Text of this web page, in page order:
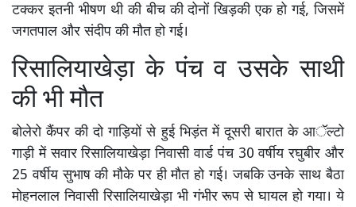
टक्कर इतनी भीषण थी की बीच की दोनों खिड़की एक हो गई, जिसमें
जगतपाल और संदीप की मौत हो गई।
रिसालियाखेड़ा के पंच व उसके साथी
की भी मौत
बोलेरो कैंपर की दो गाड़ियों से हुई भिड़ंत में दूसरी बारात के आॅल्टो
गाड़ी में सवार रिसालियाखेड़ा निवासी वार्ड पंच 30 वर्षीय रघुबीर और
25 वर्षीय सुभाष की मौके पर ही मौत हो गई। जबकि उनके साथ बैठा
मोहनलाल निवासी रिसालियाखेड़ा भी गंभीर रूप से घायल हो गया। ये